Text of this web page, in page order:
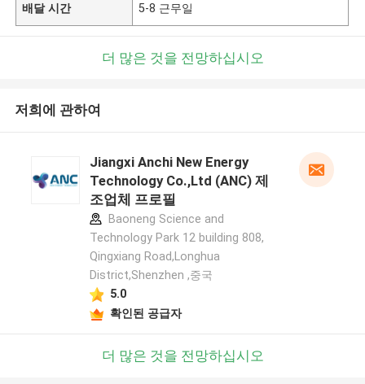
배달 시간 5-8 근무일
더 많은 것을 전망하십시오
저희에 관하여
Jiangxi Anchi New Energy
Technology Co.,Ltd (ANC) 제
조업체 프로필
Baoneng Science and
Technology Park 12 building 808,
Qingxiang Road,Longhua
District,Shenzhen ,중국
5.0
확인된 공급자
더 많은 것을 전망하십시오